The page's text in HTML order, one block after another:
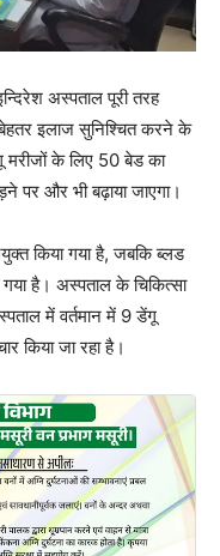
अस्पताल पूरी तरह
इलाज सुनिश्चित करने के
के लिए 50 बेड का
पर और भी बढ़ाया जाएगा।
किया गया है, जबकि ब्लड
है। अस्पताल के चिकित्सा
में वर्तमान में 9 डेंगू
किया जा रहा है।